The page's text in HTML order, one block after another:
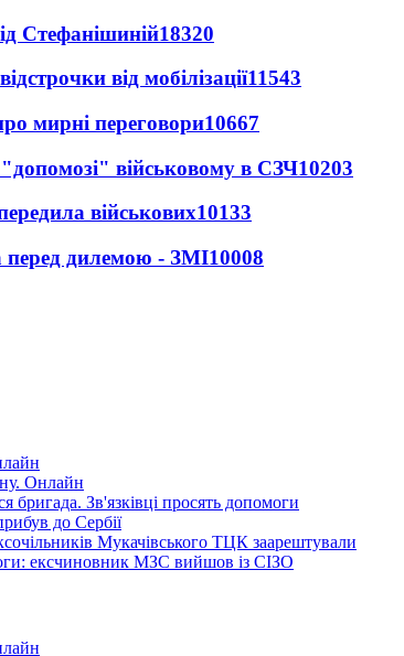
Стефанішиній18320
від мобілізації11543
мирні переговори10667
військовому в СЗЧ10203
військових10133
перед дилемою - ЗМІ10008
Онлайн
бригада. Зв'язківці просять допомоги
до Сербії
Мукачівського ТЦК заарештували
ексчиновник МЗС вийшов із СІЗО